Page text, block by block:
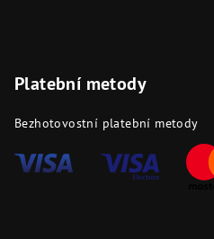
Platební metody
Bezhotovostní platební metody